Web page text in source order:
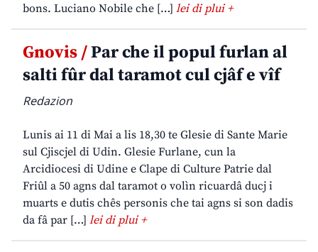
bons. Luciano Nobile che […] lei di plui +
Gnovis /Par che il popul furlan al
salti fûr dal taramot cul cjâf e vîf
Redazion
Lunis ai 11 di Mai a lis 18,30 te Glesie di Sante Marie
sul Cjiscjel di Udin. Glesie Furlane, cun la
Arcidiocesi di Udine e Clape di Culture Patrie dal
Friûl a 50 agns dal taramot o volìn ricuardâ ducj i
muarts e dutis chês personis che tai agns si son dadis
da fâ par […] lei di plui +